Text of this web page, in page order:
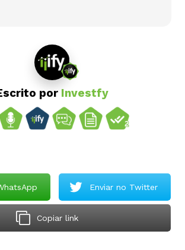
por Investfy
Enviar no Twitter
Copiar link